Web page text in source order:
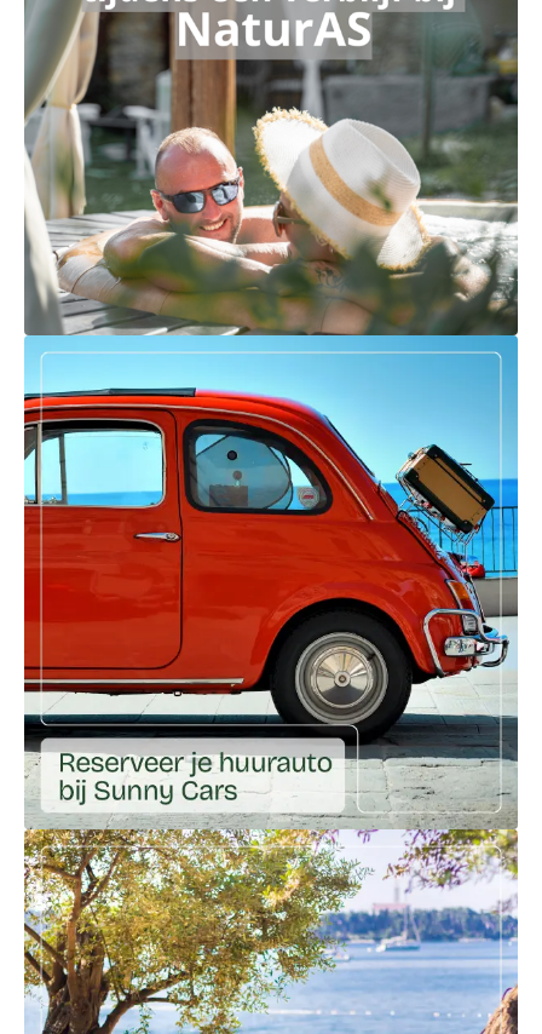
Ga naar externe link: https://
Ga naar externe link: https://huureenauto.sunnycars.nl/